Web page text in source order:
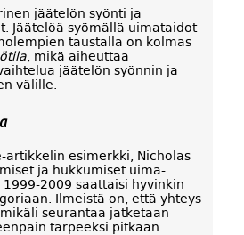
jäätelön syönti ja
Jäätelöä syömällä uimataidot
taustalla on kolmas
, mikä aiheuttaa
jäätelön syönnin ja
välille.
artikkelin esimerkki, Nicholas
ja hukkumiset uima-
2009 saattaisi hyvinkin
Ilmeistä on, että yhteys
seurantaa jatketaan
tarpeeksi pitkään.